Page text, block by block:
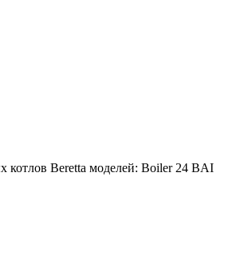
котлов Beretta моделей: Boiler 24 BAI